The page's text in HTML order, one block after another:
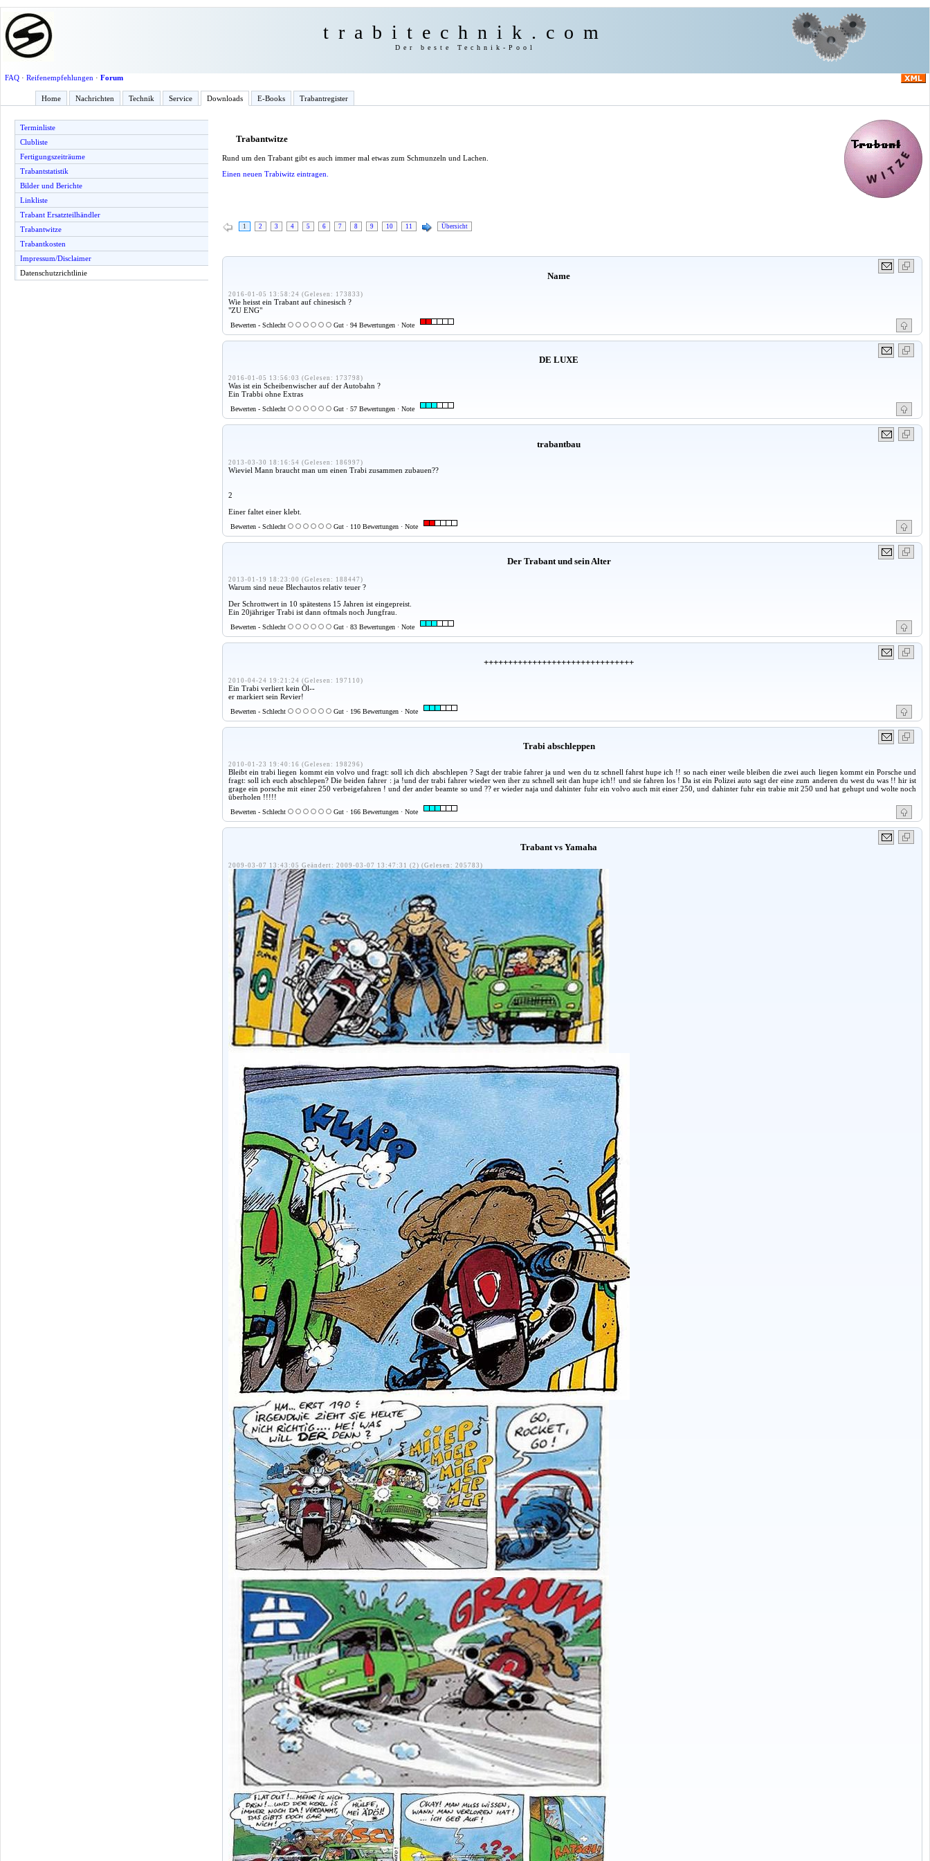
trabitechnik.com
Der beste Technik-Pool
FAQ· Reifenempfehlungen · Forum
Home Nachrichten Technik Service Downloads E-Books Trabantregister
Terminliste
Clubliste
Fertigungszeiträume
Trabantstatistik
Bilder und Berichte
Linkliste
Trabant Ersatzteilhändler
Trabantwitze
Trabantkosten
Impressum/Disclaimer
Datenschutzrichtlinie
Trabantwitze
Rund um den Trabant gibt es auch immer mal etwas zum Schmunzeln und Lachen.
Einen neuen Trabiwitz eintragen.
1 2 3 4 5 6 7 8 9 10 11 Übersicht
Name
2016-01-05 13:58:24 (Gelesen: 173833)
Wie heisst ein Trabant auf chinesisch ?
"ZU ENG"
Bewerten - Schlecht Gut · 94 Bewertungen · Note
DE LUXE
2016-01-05 13:56:03 (Gelesen: 173798)
Was ist ein Scheibenwischer auf der Autobahn ?
Ein Trabbi ohne Extras
Bewerten - Schlecht Gut · 57 Bewertungen · Note
trabantbau
2013-03-30 18:16:54 (Gelesen: 186997)
Wieviel Mann braucht man um einen Trabi zusammen zubauen??
2
Einer faltet einer klebt.
Bewerten - Schlecht Gut · 110 Bewertungen · Note
Der Trabant und sein Alter
2013-01-19 18:23:00 (Gelesen: 188447)
Warum sind neue Blechautos relativ teuer ?
Der Schrottwert in 10 spätestens 15 Jahren ist eingepreist.
Ein 20jähriger Trabi ist dann oftmals noch Jungfrau.
Bewerten - Schlecht Gut · 83 Bewertungen · Note
+++++++++++++++++++++++++++++++
2010-04-24 19:21:24 (Gelesen: 197110)
Ein Trabi verliert kein Öl--
er markiert sein Revier!
Bewerten - Schlecht Gut · 196 Bewertungen · Note
Trabi abschleppen
2010-01-23 19:40:16 (Gelesen: 198296)
Bleibt ein trabi liegen kommt ein volvo und fragt: soll ich dich abschlepen ? Sagt der trabie fahrer ja und wen du tz schnell fahrst hupe ich !! so nach einer weile bleiben die zwei auch liegen kommt ein Porsche und
fragt: soll ich euch abschlepen? Die beiden fahrer : ja !und der trabi fahrer wieder wen iher zu schnell seit dan hupe ich!! und sie fahren los ! Da ist ein Polizei auto sagt der eine zum anderen du west du was !! hir ist
grage ein porsche mit einer 250 verbeigefahren ! und der ander beamte so und ?? er wieder naja und dahinter fuhr ein volvo auch mit einer 250, und dahinter fuhr ein trabie mit 250 und hat gehupt und wolte noch
überholen !!!!!
Bewerten - Schlecht Gut · 166 Bewertungen · Note
Trabant vs Yamaha
2009-03-07 13:43:05 Geändert: 2009-03-07 13:47:31 (2) (Gelesen: 205783)